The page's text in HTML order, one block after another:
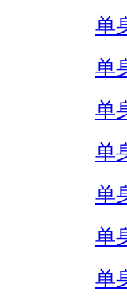
单
单
单
单
单
单
单